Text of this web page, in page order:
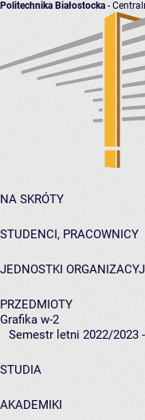
Politechnika Białostocka -
NA SKRÓTY
STUDENCI, PRACOWNICY
JEDNOSTKI
PRZEDMIOTY
Grafika w-2
Semestr letni 2022/2023
STUDIA
AKADEMIKI